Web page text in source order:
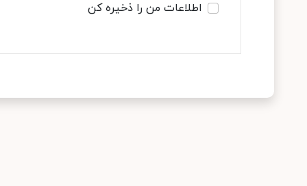
اطلاعات من را ذخیره کن